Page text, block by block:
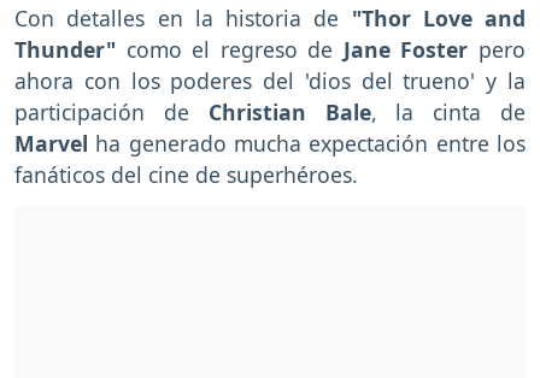
Con detalles en la historia de "Thor Love and
Thunder" como el regreso de Jane Foster pero
ahora con los poderes del 'dios del trueno' y la
participación de Christian Bale, la cinta de
Marvel ha generado mucha expectación entre los
fanáticos del cine de superhéroes.